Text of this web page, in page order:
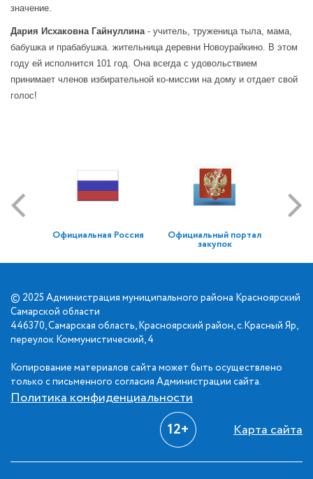
значение.
Дария Исхаковна Гайнуллина- учитель, труженица тыла, мама,
бабушка и прабабушка. жительница деревни Новоурайкино. В этом
году ей исполнится 101 год. Она всегда с удовольствием
принимает членов избирательной ко-миссии на дому и отдает свой
голос!
Официальная Россия Официальный портал
закупок
© 2025 Администрация муниципального района Красноярский
Самарской области
446370, Самарская область, Красноярский район, с.Красный Яр,
переулок Коммунистический, 4
Копирование материалов сайта может быть осуществлено
только с письменного согласия Администрации сайта.
Политика конфиденциальности
12+ Карта сайта